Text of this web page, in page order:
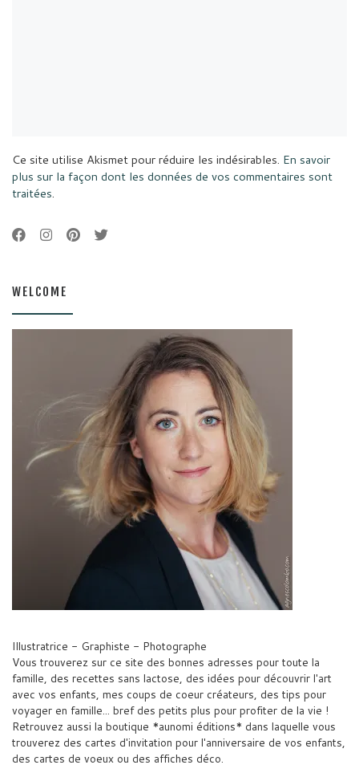
Ce site utilise Akismet pour réduire les indésirables. En savoir
plus sur la façon dont les données de vos commentaires sont
traitées.
WELCOME
Illustratrice - Graphiste - Photographe
Vous trouverez sur ce site des bonnes adresses pour toute la
famille, des recettes sans lactose, des idées pour découvrir l'art
avec vos enfants, mes coups de coeur créateurs, des tips pour
voyager en famille... bref des petits plus pour profiter de la vie !
Retrouvez aussi la boutique *aunomi éditions* dans laquelle vous
trouverez des cartes d'invitation pour l'anniversaire de vos enfants,
des cartes de voeux ou des affiches déco.